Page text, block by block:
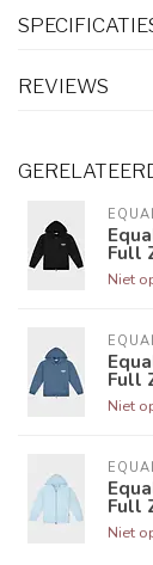
REVIEWS
Full
Niet
Full
Niet
Full
Niet